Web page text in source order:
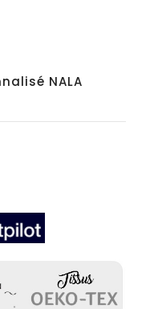
NALA